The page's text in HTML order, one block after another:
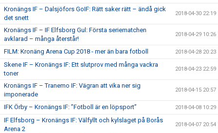
Kronängs IF – Dalsjöfors GoIF: Rätt saker rätt – ändå gick
det snett
2018-04-30 22:19
Kronängs IF – IF Elfsborg Gul: Första seriematchen
avklarad – många återstår!
2018-04-29 10:26
FILM: Kronäng Arena Cup 2018 - mer än bara fotboll 2018-04-28 20:23
Skene IF – Kronängs IF: Ett slutprov med många vackra
toner
2018-04-23 22:59
Kronängs IF – Tranemo IF: Vägran att vika ner sig
imponerade
2018-04-15 20:57
IFK Örby – Kronängs IF: ”Fotboll är en löpsport” 2018-04-08 10:29
IF Elfsborg – Kronängs IF: Välfyllt och kylslaget på Borås
Arena 2
2018-04-07 20:54